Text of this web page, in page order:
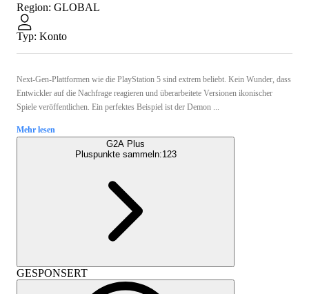
Region: GLOBAL
Typ: Konto
Next-Gen-Plattformen wie die PlayStation 5 sind extrem beliebt. Kein Wunder, dass
Entwickler auf die Nachfrage reagieren und überarbeitete Versionen ikonischer
Spiele veröffentlichen. Ein perfektes Beispiel ist der Demon ...
Mehr lesen
G2A Plus
Pluspunkte sammeln:123
GESPONSERT